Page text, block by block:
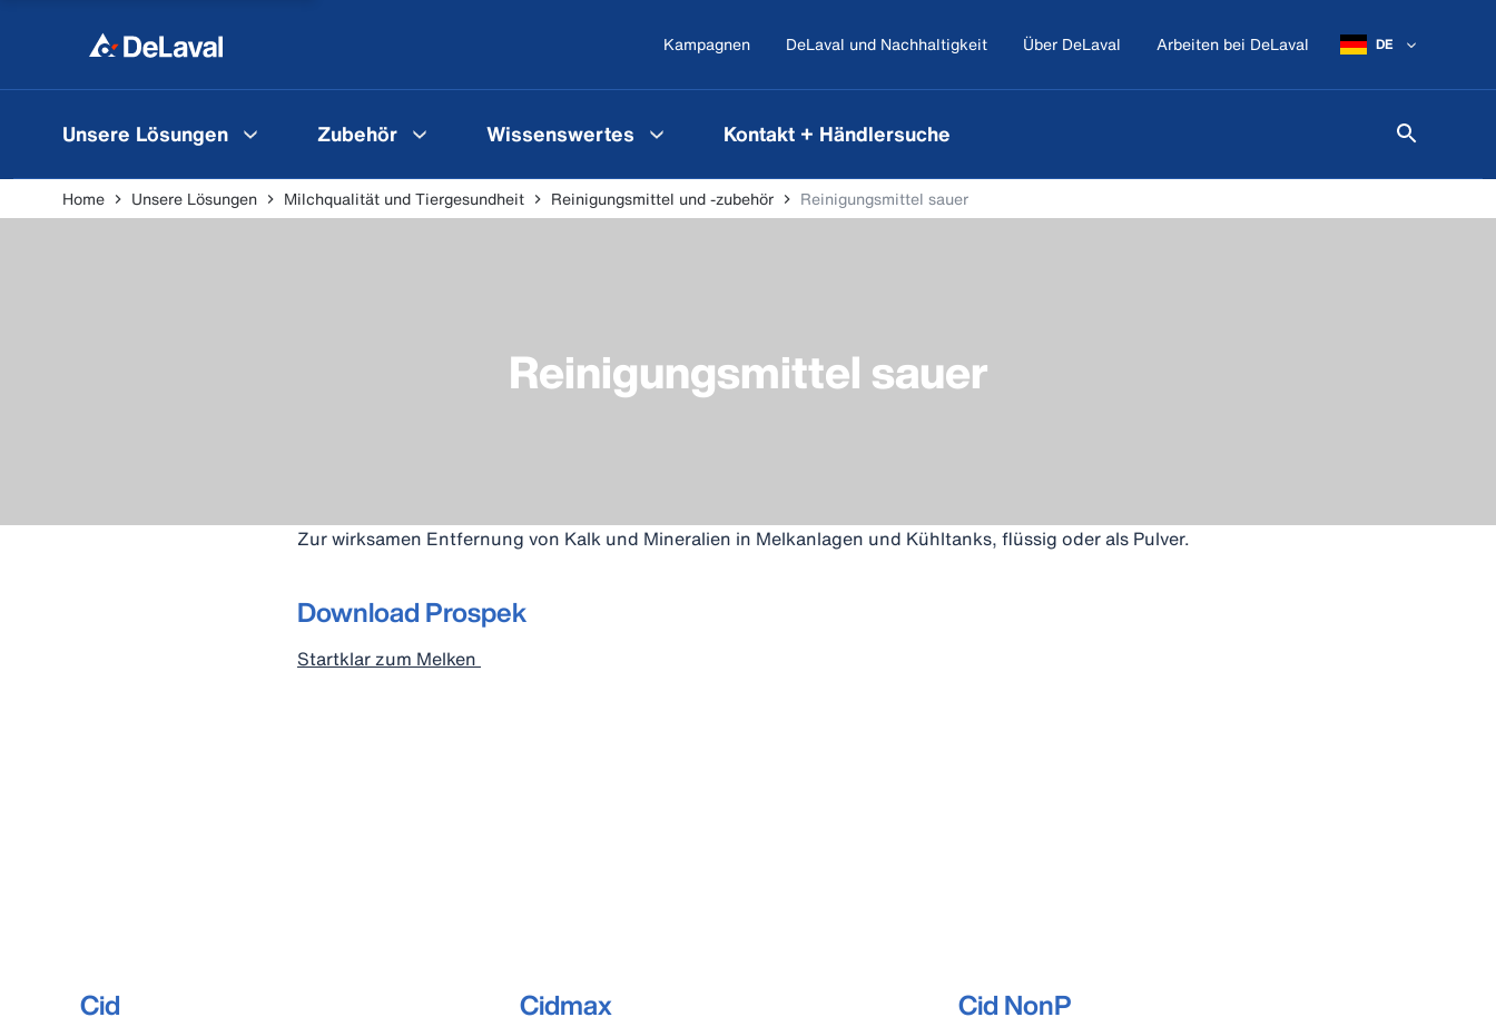
Kampagnen DeLaval und Nachhaltigkeit Über DeLaval Arbeiten bei DeLaval DE
Unsere Lösungen Zubehör Wissenswertes Kontakt + Händlersuche
Home Unsere Lösungen Milchqualität und Tiergesundheit Reinigungsmittel und -zubehör Reinigungsmittel sauer
Reinigungsmittel sauer
Zur wirksamen Entfernung von Kalk und Mineralien in Melkanlagen und Kühltanks, flüssig oder als Pulver.
Download Prospek
Startklar zum Melken
Cid Cidmax Cid NonP